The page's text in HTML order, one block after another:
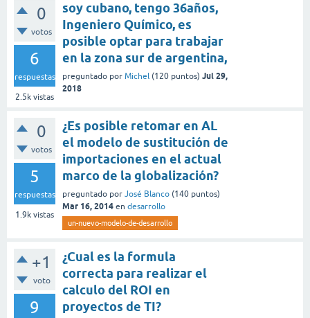
0
votos
6
respuestas
2.5k vistas
soy cubano, tengo 36años,
Ingeniero Químico, es
posible optar para trabajar
en la zona sur de argentina,
preguntado por Michel (120 puntos) Jul 29,
2018
0
votos
5
respuestas
1.9k vistas
¿Es posible retomar en AL
el modelo de sustitución de
importaciones en el actual
marco de la globalización?
preguntado por José Blanco (140 puntos)
Mar 16, 2014 en desarrollo
un-nuevo-modelo-de-desarrollo
+1
voto
9
¿Cual es la formula
correcta para realizar el
calculo del ROI en
proyectos de TI?